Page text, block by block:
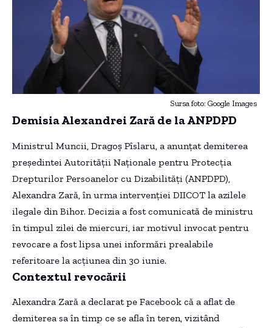
Sursa foto: Google Images
Demisia Alexandrei Zară de la ANPDPD
Ministrul Muncii, Dragoș Pîslaru, a anunțat demiterea
președintei Autorității Naționale pentru Protecția
Drepturilor Persoanelor cu Dizabilități (ANPDPD),
Alexandra Zară, în urma intervenției DIICOT la azilele
ilegale din Bihor. Decizia a fost comunicată de ministru
în timpul zilei de miercuri, iar motivul invocat pentru
revocare a fost lipsa unei informări prealabile
referitoare la acțiunea din 30 iunie.
Contextul revocării
Alexandra Zară a declarat pe Facebook că a aflat de
demiterea sa în timp ce se afla în teren, vizitând